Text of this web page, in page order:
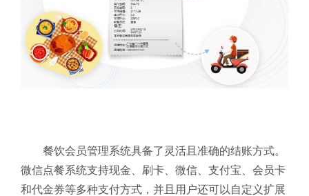
餐饮会员管理系统具备了灵活且准确的结账方式。
微信点餐系统支持现金、刷卡、微信、支付宝、会员卡
和代金券等多种支付方式，并且用户还可以自定义扩展